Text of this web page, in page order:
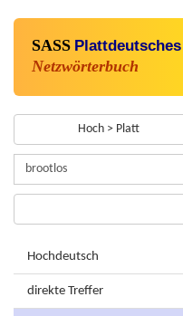
SASS Plattdeutsches
Netzwörterbuch
Hoch > Platt
Hochdeutsch
direkte Treffer